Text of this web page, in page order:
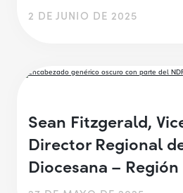
2 DE JUNIO DE 2025
Sean Fitzgerald,
Director Regional
Diocesana –